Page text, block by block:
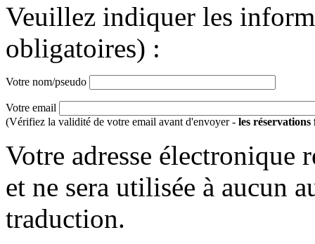
Veuillez indiquer les
obligatoires) :
Votre nom/pseudo
Votre email
(Vérifiez la validité de votre email avant d'envoyer - les réservations
Votre adresse électronique
et ne sera utilisée à aucun
traduction.